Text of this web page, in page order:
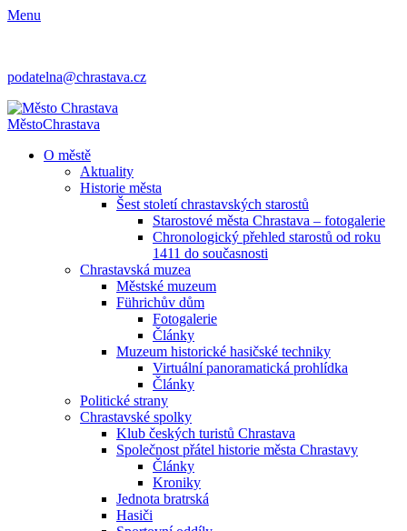
Menu
podatelna@chrastava.cz
MěstoChrastava
O městě
Aktuality
Historie města
Šest století chrastavských starostů
Starostové města Chrastava – fotogalerie
Chronologický přehled starostů od roku
1411 do současnosti
Chrastavská muzea
Městské muzeum
Führichův dům
Fotogalerie
Články
Muzeum historické hasičské techniky
Virtuální panoramatická prohlídka
Články
Politické strany
Chrastavské spolky
Klub českých turistů Chrastava
Společnost přátel historie města Chrastavy
Články
Kroniky
Jednota bratrská
Hasiči